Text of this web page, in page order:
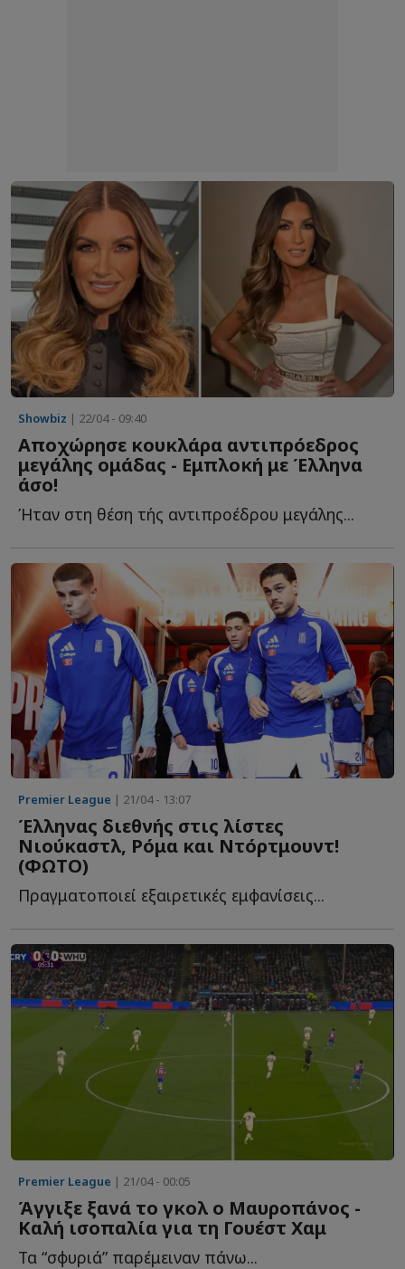
Showbiz | 22/04 - 09:40
Αποχώρησε κουκλάρα αντιπρόεδρος
μεγάλης ομάδας - Εμπλοκή με Έλληνα
άσο!
Ήταν στη θέση τής αντιπροέδρου μεγάλης...
Premier League | 21/04 - 13:07
Έλληνας διεθνής στις λίστες
Νιούκαστλ, Ρόμα και Ντόρτμουντ!
(ΦΩΤΟ)
Πραγματοποιεί εξαιρετικές εμφανίσεις...
Premier League | 21/04 - 00:05
Άγγιξε ξανά το γκολ ο Μαυροπάνος -
Καλή ισοπαλία για τη Γουέστ Χαμ
Τα “σφυριά” παρέμειναν πάνω...